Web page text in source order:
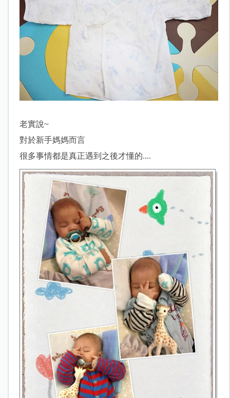
老實說~
對於新手媽媽而言
很多事情都是真正遇到之後才懂的....